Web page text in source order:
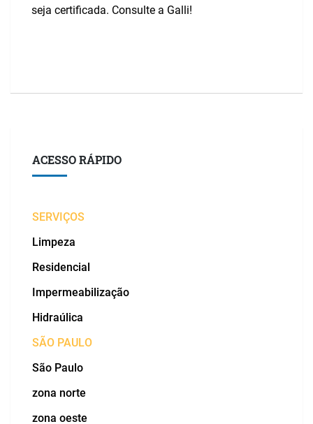
seja certificada. Consulte a Galli!
ACESSO RÁPIDO
SERVIÇOS
Limpeza
Residencial
Impermeabilização
Hidraúlica
SÃO PAULO
São Paulo
zona norte
zona oeste